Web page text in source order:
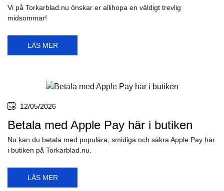
Vi på Torkarblad.nu önskar er allihopa en väldigt trevlig
midsommar!
LÄS MER
12/05/2026
Betala med Apple Pay här i butiken
Nu kan du betala med populära, smidiga och säkra Apple Pay här
i butiken på Torkarblad.nu.
LÄS MER